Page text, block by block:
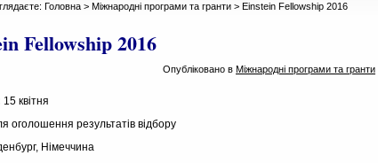
Головна > Міжнародні програми та гранти > Einstein Fellowship 2016
Fellowship 2016
Опубліковано в Міжнародні програми та гранти
15 квітня
оголошення результатів відбору
Німеччина